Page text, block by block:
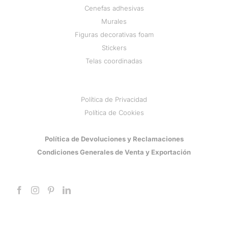
Cenefas adhesivas
Murales
Figuras decorativas foam
Stickers
Telas coordinadas
Política de Privacidad
Política de Cookies
Política de Devoluciones y Reclamaciones
Condiciones Generales de Venta y Exportación